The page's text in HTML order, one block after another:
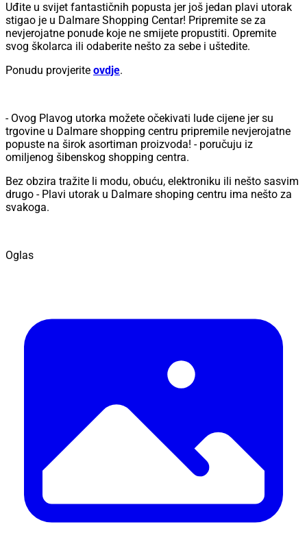
Uđite u svijet fantastičnih popusta jer još jedan plavi utorak
stigao je u Dalmare Shopping Centar! Pripremite se za
nevjerojatne ponude koje ne smijete propustiti. Opremite
svog školarca ili odaberite nešto za sebe i uštedite.
Ponudu provjerite ovdje.
- Ovog Plavog utorka možete očekivati lude cijene jer su
trgovine u Dalmare shopping centru pripremile nevjerojatne
popuste na širok asortiman proizvoda! - poručuju iz
omiljenog šibenskog shopping centra.
Bez obzira tražite li modu, obuću, elektroniku ili nešto sasvim
drugo - Plavi utorak u Dalmare shoping centru ima nešto za
svakoga.
Oglas